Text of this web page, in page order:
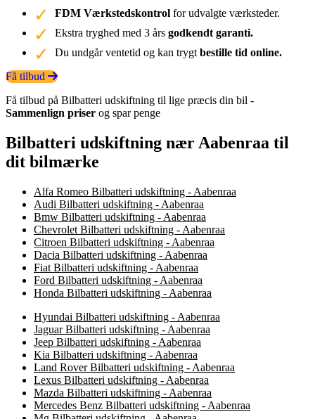
FDM Værkstedskontrol for udvalgte værksteder.
Ekstra tryghed med 3 års godkendt garanti.
Du undgår ventetid og kan trygt bestille tid online.
Få tilbud
Få tilbud på Bilbatteri udskiftning til lige præcis din bil -
Sammenlign priser og spar penge
Bilbatteri udskiftning nær Aabenraa til
dit bilmærke
Alfa Romeo Bilbatteri udskiftning - Aabenraa
Audi Bilbatteri udskiftning - Aabenraa
Bmw Bilbatteri udskiftning - Aabenraa
Chevrolet Bilbatteri udskiftning - Aabenraa
Citroen Bilbatteri udskiftning - Aabenraa
Dacia Bilbatteri udskiftning - Aabenraa
Fiat Bilbatteri udskiftning - Aabenraa
Ford Bilbatteri udskiftning - Aabenraa
Honda Bilbatteri udskiftning - Aabenraa
Hyundai Bilbatteri udskiftning - Aabenraa
Jaguar Bilbatteri udskiftning - Aabenraa
Jeep Bilbatteri udskiftning - Aabenraa
Kia Bilbatteri udskiftning - Aabenraa
Land Rover Bilbatteri udskiftning - Aabenraa
Lexus Bilbatteri udskiftning - Aabenraa
Mazda Bilbatteri udskiftning - Aabenraa
Mercedes Benz Bilbatteri udskiftning - Aabenraa